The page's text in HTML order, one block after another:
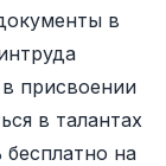
в
присвоении
в талантах
на